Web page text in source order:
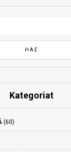
Kategoriat
(60)